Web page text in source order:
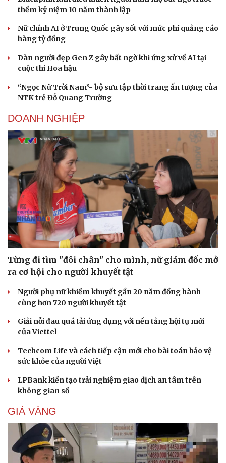
Cải chính
Sao Việt 6-8: NSND Công Lý từng đề nghị ly hôn vì
sợ làm khổ vợ
Blackpink làm điều khiến người hâm mộ bất ngờ trước
thềm kỷ niệm 10 năm thành lập
Nữ chính AI ở Trung Quốc gây sốt với mức phí quảng cáo
hàng tỷ đồng
Dàn người đẹp Gen Z gây bất ngờ khi ứng xử về AI tại
cuộc thi Hoa hậu
“Ngọc Nữ Trời Nam”- bộ sưu tập thời trang ấn tượng của
NTK trẻ Đỗ Quang Trường
DOANH NGHIỆP
Từng đi tìm "đôi chân" cho mình, nữ giám đốc mở
ra cơ hội cho người khuyết tật
Người phụ nữ khiếm khuyết gần 20 năm đồng hành
cùng hơn 720 người khuyết tật
Giải nỗi đau quá tải ứng dụng với nền tảng hội tụ mới
của Viettel